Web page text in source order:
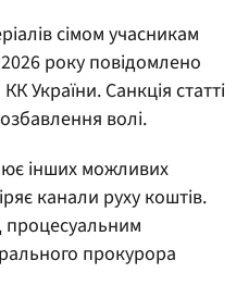
сімом учасникам
року повідомлено
України. Санкція статті
волі.
інших можливих
канали руху коштів.
процесуальним
прокурора